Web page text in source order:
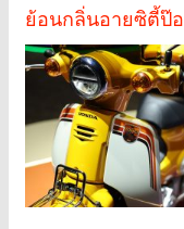
ย้อนกลิ่นอายซิตี้ป๊